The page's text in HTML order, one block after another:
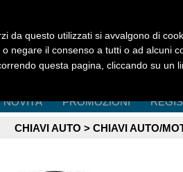
NOVITÀ PROMOZIONI
CHIAVI AUTO > CHIAVI AUTO/
da questo utilizzati si avvalgono di
negare il consenso a tutti o ad alcuni
questa pagina, cliccando su un